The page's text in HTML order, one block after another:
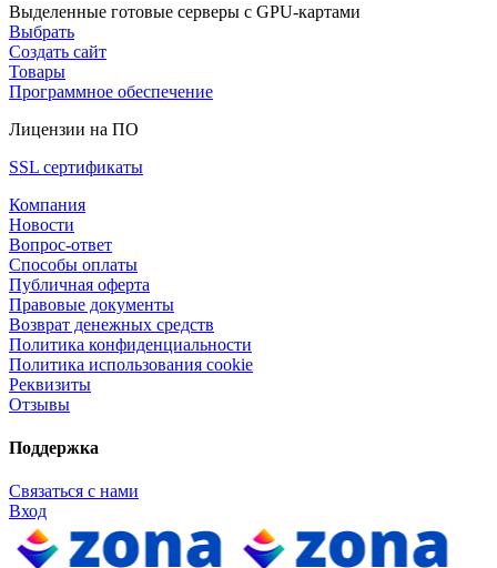
Выделенные готовые серверы с GPU-картами
Выбрать
Создать сайт
Товары
Программное обеспечение
Лицензии на ПО
SSL сертификаты
Компания
Новости
Вопрос-ответ
Способы оплаты
Публичная оферта
Правовые документы
Возврат денежных средств
Политика конфиденциальности
Политика использования cookie
Реквизиты
Отзывы
Поддержка
Связаться с нами
Вход